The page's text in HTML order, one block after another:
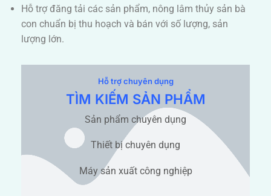
Hỗ trợ đăng tải các sản phẩm, nông lâm thủy sản bà
con chuẩn bị thu hoạch và bán với số lượng, sản
lượng lớn.
Hỗ trợ chuyên dụng
TÌM KIẾM SẢN PHẨM
Sản phẩm chuyên dụng
Thiết bị chuyên dụng
Máy sản xuất công nghiệp